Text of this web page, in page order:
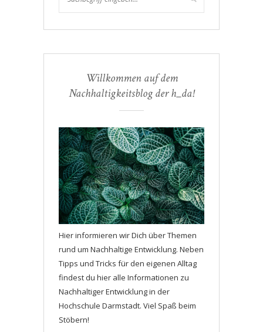
Willkommen auf dem
Nachhaltigkeitsblog der h_da!
Hier informieren wir Dich über Themen
rund um Nachhaltige Entwicklung. Neben
Tipps und Tricks für den eigenen Alltag
findest du hier alle Informationen zu
Nachhaltiger Entwicklung in der
Hochschule Darmstadt. Viel Spaß beim
Stöbern!